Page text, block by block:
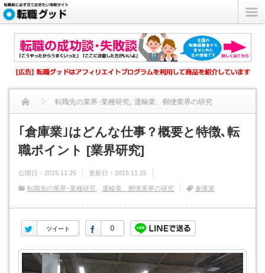
転職先の業界･業種研究, 運輸業、郵便業界の研究
｢倉庫業｣はどんな仕事？概要と特徴､転職ポイント [業界研究...
｢倉庫業｣はどんな仕事？概要と特徴､転
職ポイント [業界研究]
公開日： 2015.11.25 更新日： 2015.11.25
転職先の業界･業種研究 運輸業、郵便業界の研究 倉庫業
ツイート
Twitter 0
Facebook